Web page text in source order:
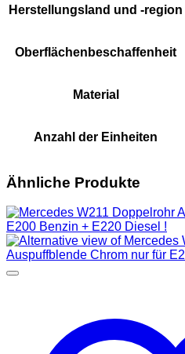
Herstellungsland und -region
Oberflächenbeschaffenheit
Material
Anzahl der Einheiten
Ähnliche Produkte